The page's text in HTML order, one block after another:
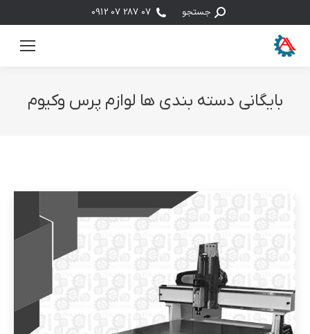
جستجو:جستجو 07 287 07 0912
بایگانی دسته بندی ها لوازم پرس وکیوم